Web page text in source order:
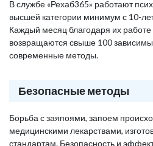
В службе «Рехаб365» работают
высшей категории минимум с 10-
Каждый месяц благодаря их
возвращаются свыше 100
современные методы.
Безопасные методы
Борьба с заяпоями, запоем
медицинскими лекарствами,
стандартам. Безопасность и